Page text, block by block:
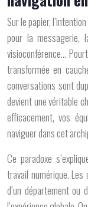
Sur le papier,
pour la messagerie,
visioconférence…
transformée en
conversations sont
devient une véritable
efficacement, vos
naviguer dans cet
Ce paradoxe
travail numérique. Les
d’un département ou